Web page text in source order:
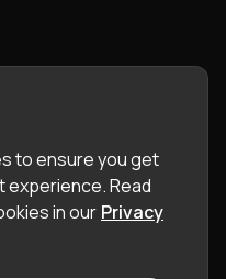
to ensure you get
experience.Read
in our Privacy